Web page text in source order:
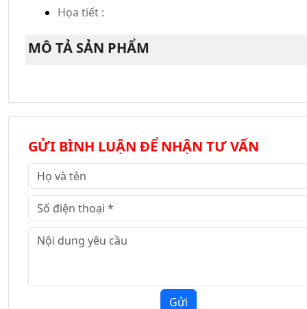
Họa tiết :
MÔ TẢ SẢN PHẨM
GỬI BÌNH LUẬN ĐỂ NHẬN TƯ VẤN
Gửi